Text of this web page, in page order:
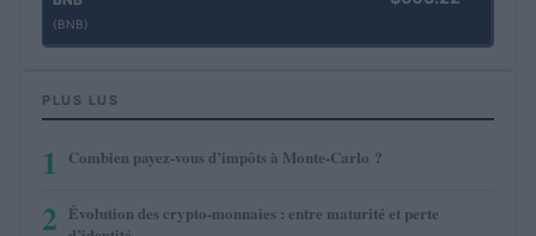
(BNB)
PLUS LUS
1 Combien payez-vous d’impôts à Monte-Carlo ?
2 Évolution des crypto-monnaies : entre maturité et perte